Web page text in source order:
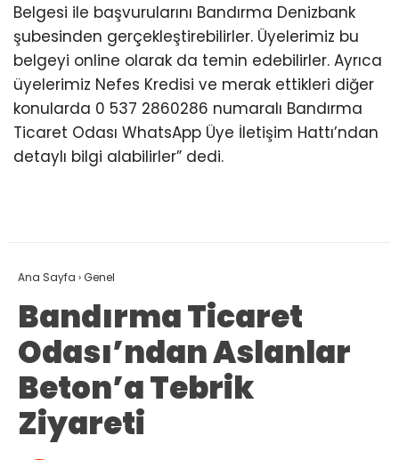
Belgesi ile başvurularını Bandırma Denizbank
şubesinden gerçekleştirebilirler. Üyelerimiz bu
belgeyi online olarak da temin edebilirler. Ayrıca
üyelerimiz Nefes Kredisi ve merak ettikleri diğer
konularda 0 537 2860286 numaralı Bandırma
Ticaret Odası WhatsApp Üye İletişim Hattı’ndan
detaylı bilgi alabilirler” dedi.
Ana Sayfa ›Genel
Bandırma Ticaret
Odası’ndan Aslanlar
Beton’a Tebrik
Ziyareti